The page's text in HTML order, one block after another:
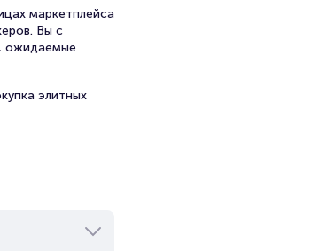
имени А.П.
М. С.
маркетплейса
Вы с
ожидаемые
элитных